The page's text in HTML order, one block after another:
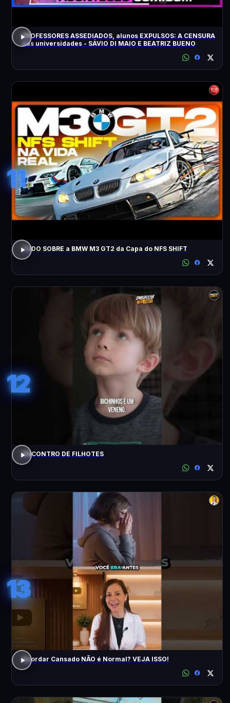
PROFESSORES ASSEDIADOS, alunos EXPULSOS: A CENSURA
nas universidades - SÁVIO DI MAIO E BEATRIZ BUENO
11
TUDO SOBRE a BMW M3 GT2 da Capa do NFS SHIFT
12
ENCONTRO DE FILHOTES
13
Acordar Cansado NÃO é Normal? VEJA ISSO!